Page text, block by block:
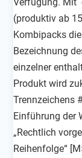
(produktiv ab
Kombipacks
Bezeichnung
einzelner
Produkt wird
Trennzeichens
Einführung der
„Rechtlich
Reihenfolge“